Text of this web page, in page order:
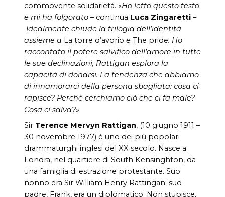
commovente solidarietà. «Ho letto questo testo
e mi ha folgorato – continua Luca Zingaretti –
Idealmente chiude la trilogia dell’identità
assieme a La torre d’avorio e The pride. Ho
raccontato il potere salvifico dell’amore in tutte
le sue declinazioni, Rattigan esplora la
capacità di donarsi. La tendenza che abbiamo
di innamorarci della persona sbagliata: cosa ci
rapisce? Perché cerchiamo ciò che ci fa male?
Cosa ci salva?».
Sir Terence Mervyn Rattigan, (10 giugno 1911 –
30 novembre 1977) è uno dei più popolari
drammaturghi inglesi del XX secolo. Nasce a
Londra, nel quartiere di South Kensinghton, da
una famiglia di estrazione protestante. Suo
nonno era Sir William Henry Rattingan; suo
padre, Frank, era un diplomatico. Non stupisce,